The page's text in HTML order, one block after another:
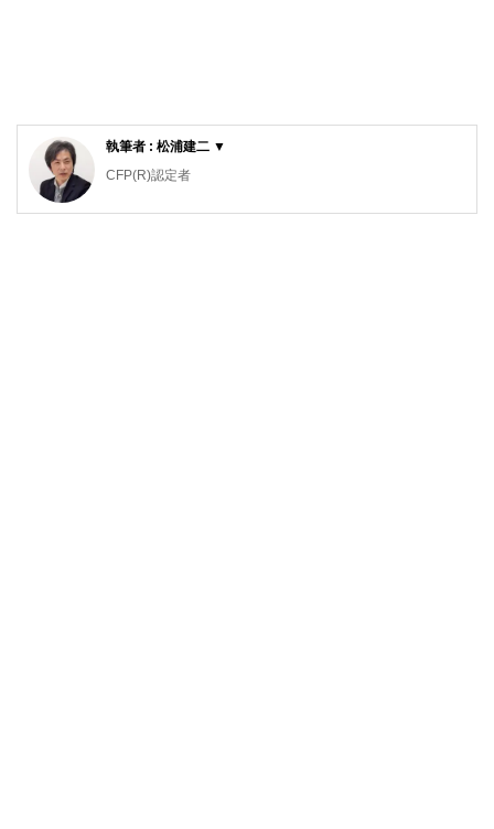
執筆者 : 松浦建二 ▼
CFP(R)認定者
1級ファイナンシャル・プランニング技能士